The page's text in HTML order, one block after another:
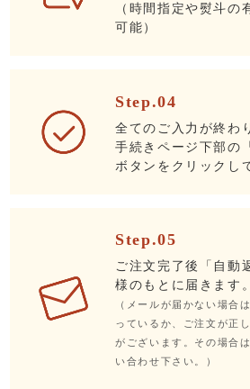
（時間指定や熨斗の
可能）
Step.04
全てのご入力が終わ
手続きページ下部の
ボタンをクリックし
Step.05
ご注文完了後「自動
様のもとに届きます。
（メールが届かない場合
っているか、ご注文が正
がございます。その場合
い合わせ下さい。）